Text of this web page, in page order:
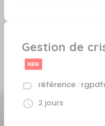
Gestion de
référence :
2 jours